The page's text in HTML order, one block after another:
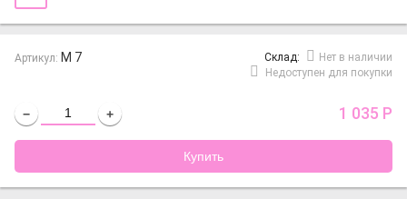
Артикул: М 7 Cклад:
Нет в наличии
Недоступен для покупки
− + 1 035 Р